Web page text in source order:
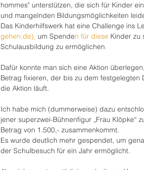
hommes" unterstützen, die sich für Kinder
und mangelnden Bildungsmöglichkeiten
Das Kinderhilfswerk hat eine Challenge ins
gehen.de), um Spenden für diese Kinder zu
Schulausbildung zu ermöglichen.
Dafür konnte man sich eine Aktion
Betrag fixieren, der bis zu dem festgelegten
die Aktion läuft.
Ich habe mich (dummerweise) dazu
jener superzwei-Bühnenfigur „Frau Klöpke“
Betrag von 1.500,- zusammenkommt.
Es wurde deutlich mehr gespendet, um
der Schulbesuch für ein Jahr ermöglicht.